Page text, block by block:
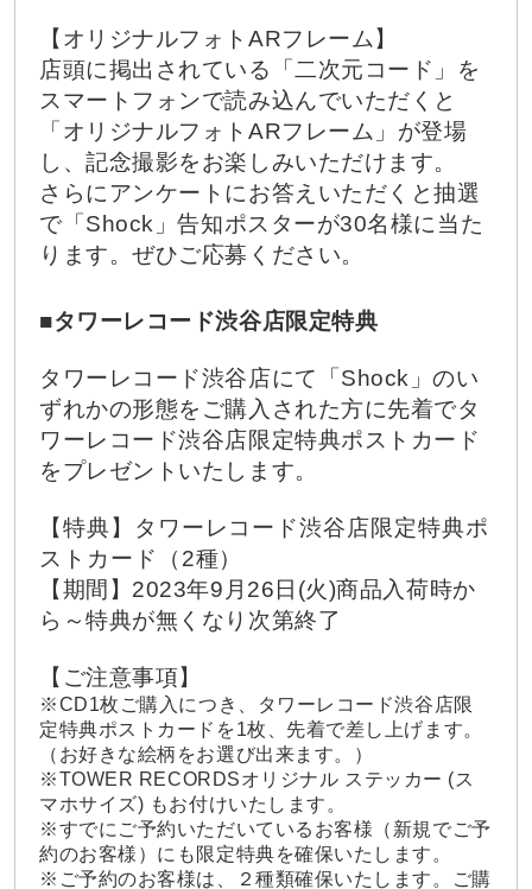
【オリジナルフォトARフレーム】
店頭に掲出されている「二次元コード」を
スマートフォンで読み込んでいただくと
「オリジナルフォトARフレーム」が登場
し、記念撮影をお楽しみいただけます。
さらにアンケートにお答えいただくと抽選
で「Shock」告知ポスターが30名様に当た
ります。ぜひご応募ください。
■タワーレコード渋谷店限定特典
タワーレコード渋谷店にて「Shock」のい
ずれかの形態をご購入された方に先着でタ
ワーレコード渋谷店限定特典ポストカード
をプレゼントいたします。
【特典】タワーレコード渋谷店限定特典ポ
ストカード（2種）
【期間】2023年9月26日(火)商品入荷時か
ら～特典が無くなり次第終了
【ご注意事項】
※CD1枚ご購入につき、タワーレコード渋谷店限
定特典ポストカードを1枚、先着で差し上げます。
（お好きな絵柄をお選び出来ます。）
※TOWER RECORDSオリジナル ステッカー (ス
マホサイズ) もお付けいたします。
※すでにご予約いただいているお客様（新規でご予
約のお客様）にも限定特典を確保いたします。
※ご予約のお客様は、２種類確保いたします。ご購